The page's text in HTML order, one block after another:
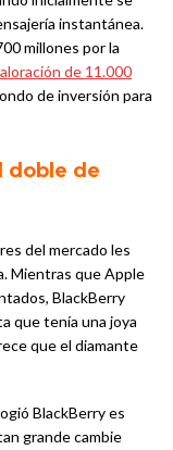
instantánea.
millones por la
de 11.000
de inversión para
doble de
del mercado les
Mientras que Apple
BlackBerry
que tenía una joya
que el diamante
BlackBerry es
grande cambie